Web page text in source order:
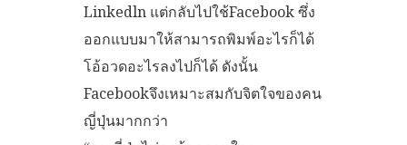
Linkedln แต่กลับไปใช้Facebook ซึ่ง
ออกแบบมาให้สามารถพิมพ์อะไรก็ได้
โอ้อวดอะไรลงไปก็ได้ ดังนั้น
Facebookจึงเหมาะสมกับจิตใจของคน
ญี่ปุ่นมากกว่า